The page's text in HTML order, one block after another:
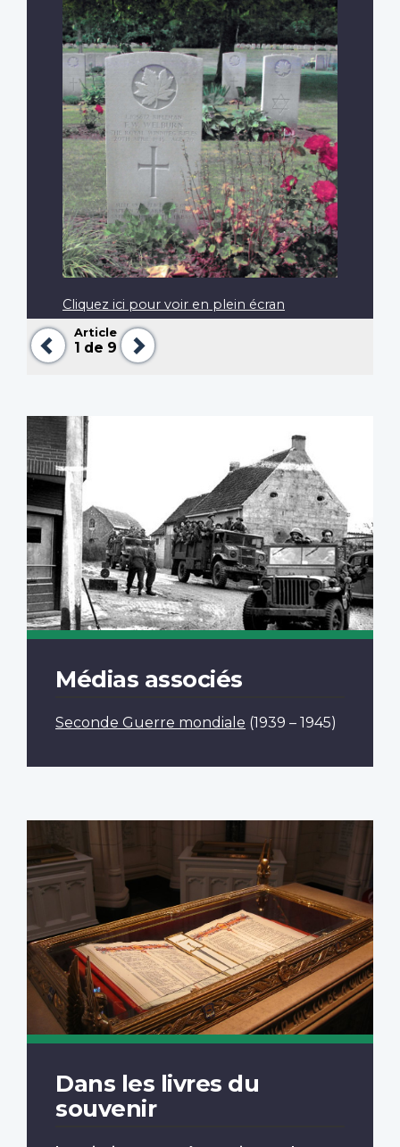
Précédent
Article
1 de 9
Suivant
Cliquez ici pour voir en plein écran
Médias associés
Seconde Guerre mondiale (1939 – 1945)
Dans les livres du
souvenir